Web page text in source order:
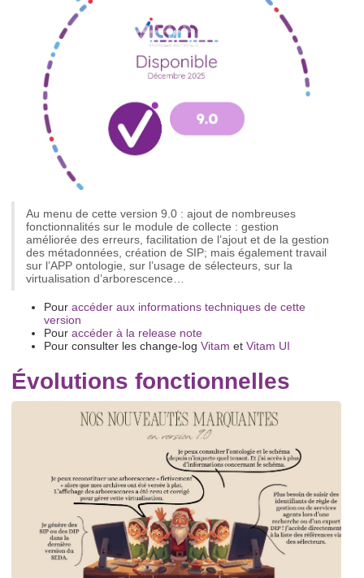
Au menu de cette version 9.0 : ajout de nombreuses
fonctionnalités sur le module de collecte : gestion
améliorée des erreurs, facilitation de l’ajout et de la gestion
des métadonnées, création de SIP; mais également travail
sur l’APP ontologie, sur l’usage de sélecteurs, sur la
virtualisation d’arborescence…
Pour accéder aux informations techniques de cette
version
Pour accéder à la release note
Pour consulter les change-log Vitam et Vitam UI
Évolutions fonctionnelles